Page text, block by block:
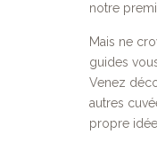
notre
Mais ne
guides
Venez
autres
propre